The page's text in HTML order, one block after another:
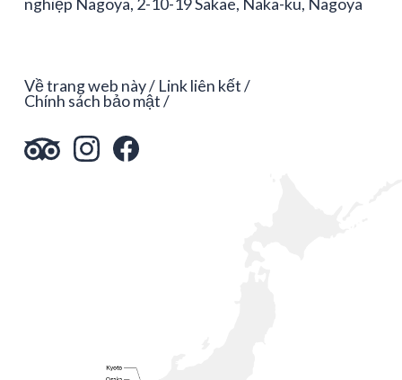
Về trang web này Link liên kết
Chính sách bảo mật